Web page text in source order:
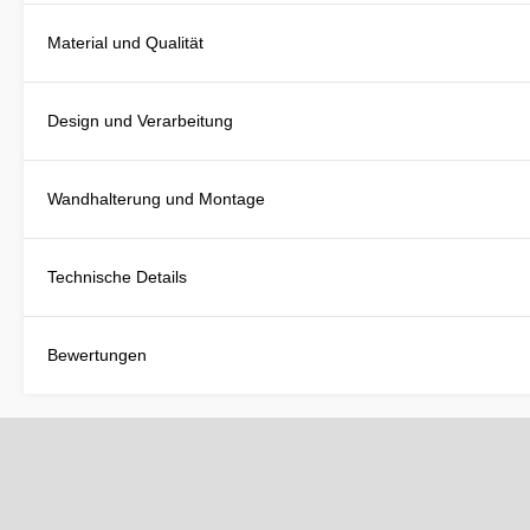
Material und Qualität
Design und Verarbeitung
Wandhalterung und Montage
Technische Details
Bewertungen